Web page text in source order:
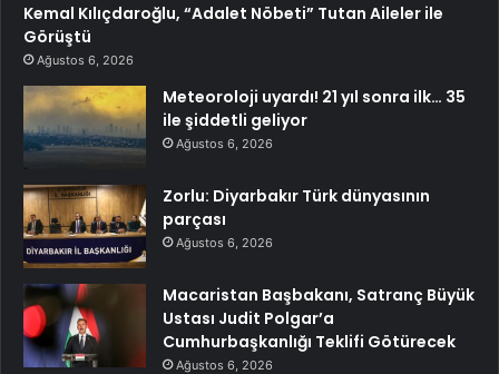
Kemal Kılıçdaroğlu, “Adalet Nöbeti” Tutan Aileler ile
Görüştü
Ağustos 6, 2026
Meteoroloji uyardı! 21 yıl sonra ilk… 35
ile şiddetli geliyor
Ağustos 6, 2026
Zorlu: Diyarbakır Türk dünyasının
parçası
Ağustos 6, 2026
Macaristan Başbakanı, Satranç Büyük
Ustası Judit Polgar’a
Cumhurbaşkanlığı Teklifi Götürecek
Ağustos 6, 2026